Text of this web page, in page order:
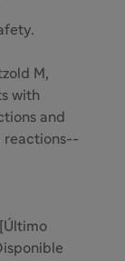
M,
with
and
reactions--